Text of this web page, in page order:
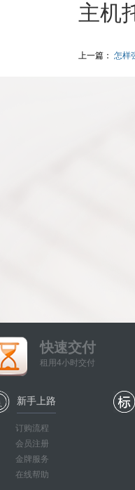
主机
上一篇： 怎样
快速交付
租用4小时交付
新手上路
订购流程
会员注册
金牌服务
在线帮助